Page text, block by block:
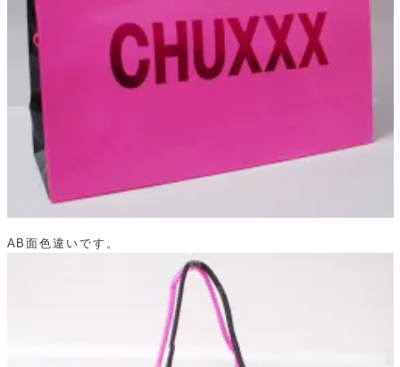
AB面色違いです。